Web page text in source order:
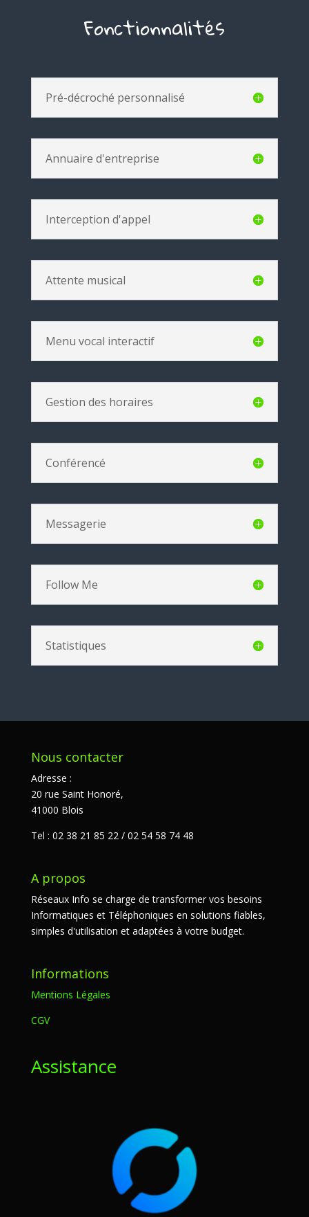
Fonctionnalités
Pré-décroché personnalisé
Annuaire d'entreprise
Interception d'appel
Attente musical
Menu vocal interactif
Gestion des horaires
Conférencé
Messagerie
Follow Me
Statistiques
Nous contacter
Adresse :
20 rue Saint Honoré,
41000 Blois
Tel : 02 38 21 85 22 / 02 54 58 74 48
A propos
Réseaux Info se charge de transformer vos besoins
Informatiques et Téléphoniques en solutions fiables,
simples d'utilisation et adaptées à votre budget.
Informations
Mentions Légales
CGV
Assistance